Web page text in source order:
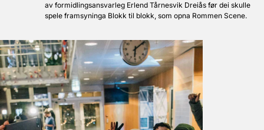
av formidlingsansvarleg Erlend Tårnesvik Dreiås før dei skulle
spele framsyninga Blokk til blokk, som opna Rommen Scene.